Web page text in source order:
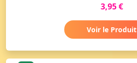
3,95 €
Voir le Produit